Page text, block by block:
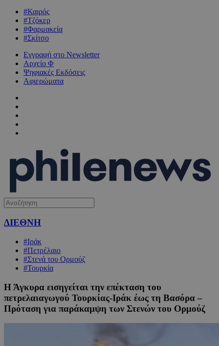
#Καιρός
#Τζόκερ
#Φαρμακεία
#Σκίτσο
Εγγραφή στο Newsletter
Αρχείο Φ
Ψηφιακές Εκδόσεις
Αφιερώματα
ΔΙΕΘΝΗ
#Ιράκ
#Πετρέλαιο
#Στενά του Ορμούζ
#Τουρκία
Η Άγκυρα εισηγείται την επέκταση του
πετρελαιαγωγού Τουρκίας-Ιράκ έως τη Βασόρα –
Πρόταση για παράκαμψη των Στενών του Ορμούζ